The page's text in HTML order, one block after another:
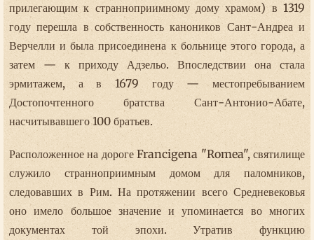
прилегающим к странноприимному дому храмом) в 1319
году перешла в собственность каноников Сант-Андреа и
Верчелли и была присоединена к больнице этого города, а
затем — к приходу Адзельо. Впоследствии она стала
эрмитажем, а в 1679 году — местопребыванием
Достопочтенного братства Сант-Антонио-Абате,
насчитывавшего 100 братьев.
Расположенное на дороге Francigena "Romea", святилище
служило странноприимным домом для паломников,
следовавших в Рим. На протяжении всего Средневековья
оно имело большое значение и упоминается во многих
документах той эпохи. Утратив функцию